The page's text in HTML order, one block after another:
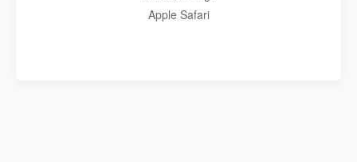
Apple Safari